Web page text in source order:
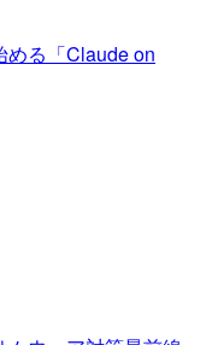
める「Claude on